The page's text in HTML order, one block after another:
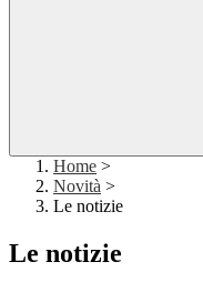
Home >
Novità >
Le notizie
Le notizie